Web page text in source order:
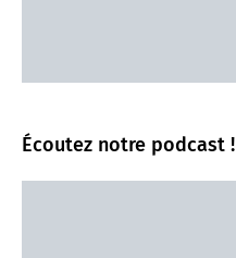
Écoutez notre podcast !